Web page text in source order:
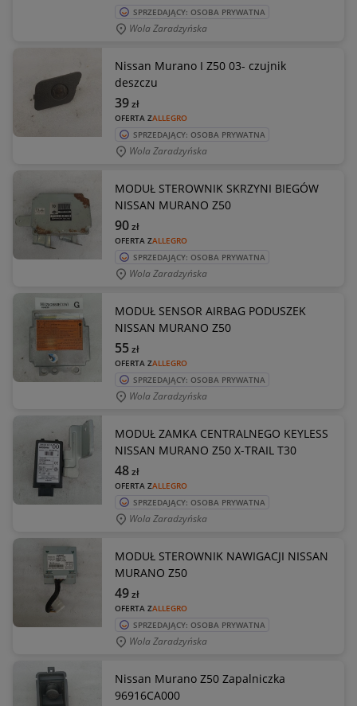
SPRZEDAJĄCY: OSOBA PRYWATNA
Wola Zaradzyńska
Nissan Murano I Z50 03- czujnik
deszczu
OFERTA ZALLEGRO
39zł
SPRZEDAJĄCY: OSOBA PRYWATNA
Wola Zaradzyńska
MODUŁ STEROWNIK SKRZYNI BIEGÓW
NISSAN MURANO Z50
OFERTA ZALLEGRO
90zł
SPRZEDAJĄCY: OSOBA PRYWATNA
Wola Zaradzyńska
MODUŁ SENSOR AIRBAG PODUSZEK
NISSAN MURANO Z50
OFERTA ZALLEGRO
55zł
SPRZEDAJĄCY: OSOBA PRYWATNA
Wola Zaradzyńska
MODUŁ ZAMKA CENTRALNEGO KEYLESS
NISSAN MURANO Z50 X-TRAIL T30
OFERTA ZALLEGRO
48zł
SPRZEDAJĄCY: OSOBA PRYWATNA
Wola Zaradzyńska
MODUŁ STEROWNIK NAWIGACJI NISSAN
MURANO Z50
OFERTA ZALLEGRO
49zł
SPRZEDAJĄCY: OSOBA PRYWATNA
Wola Zaradzyńska
Nissan Murano Z50 Zapalniczka
96916CA000